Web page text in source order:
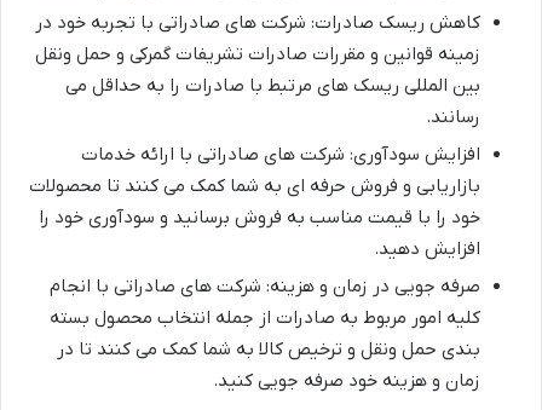
کاهش ریسک صادرات: شرکت های صادراتی با تجربه خود در
زمینه قوانین و مقررات صادرات تشریفات گمرکی و حمل ونقل
بین المللی ریسک های مرتبط با صادرات را به حداقل می
رسانند.
افزایش سودآوری: شرکت های صادراتی با ارائه خدمات
بازاریابی و فروش حرفه ای به شما کمک می کنند تا محصولات
خود را با قیمت مناسب به فروش برسانید و سودآوری خود را
افزایش دهید.
صرفه جویی در زمان و هزینه: شرکت های صادراتی با انجام
کلیه امور مربوط به صادرات از جمله انتخاب محصول بسته
بندی حمل ونقل و ترخیص کالا به شما کمک می کنند تا در
زمان و هزینه خود صرفه جویی کنید.